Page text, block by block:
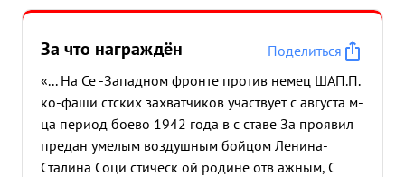
За что награждён
Поделиться
«... На Се -Западном фронте против немец ШАП.П.
ко-фаши стских захватчиков участвует с августа м-
ца период боево 1942 года в с ставе За проявил
предан умелым воздушным бойцом Ленина-
Сталина Соци стическ ой родине отв ажным, С